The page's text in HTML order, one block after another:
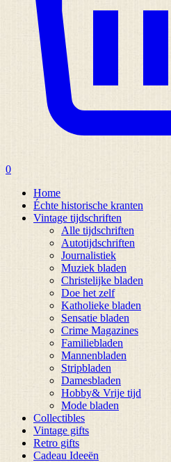
0
Home
Échte historische kranten
Vintage tijdschriften
Alle tijdschriften
Autotijdschriften
Journalistiek
Muziek bladen
Christelijke bladen
Doe het zelf
Katholieke bladen
Sensatie bladen
Crime Magazines
Familiebladen
Mannenbladen
Stripbladen
Damesbladen
Hobby& Vrije tijd
Mode bladen
Collectibles
Vintage gifts
Retro gifts
Cadeau Ideeën